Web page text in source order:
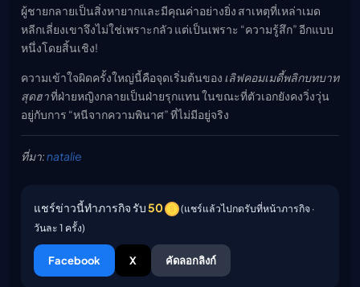
ผู้ชายกลายเป็นสิ่งหายากและมีคุณค่าอย่างยิ่ง สาเหตุที่เหล่าเมด
หลีกเลี่ยงเขาจึงไม่ใช่เพราะกลัว แต่เป็นเพราะ “ความรู้สึก” อีกแบบ
หนึ่งโดยสิ้นเชิง!
ความเข้าใจผิดครั้งใหญ่นี้คือจุดเริ่มต้นของ เลิฟคอมเมดี้พลิกบทบาท
สุดฮาที่ฝ่ายหญิงกลายเป็นฝ่ายรุกแทน ในขณะที่ตัวเอกยังคงวิ่งวุ่น
อยู่กับการ “หนีจากความพินาศ” ที่ไม่มีอยู่จริง
ที่มา:natalie
แชร์ข่าวนี้ทำภารกิจ รับ50
(แชร์แล้วไปกดรับที่หน้าภารกิจ ·
วันละ 1 ครั้ง)
Facebook X คัดลอกลิงก์